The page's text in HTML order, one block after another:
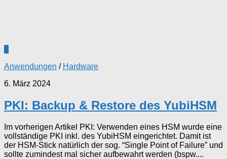
Anwendungen / Hardware
6. März 2024
PKI: Backup & Restore des YubiHSM
Im vorherigen Artikel PKI: Verwenden eines HSM wurde eine
vollständige PKI inkl. des YubiHSM eingerichtet. Damit ist
der HSM-Stick natürlich der sog. “Single Point of Failure” und
sollte zumindest mal sicher aufbewahrt werden (bspw....